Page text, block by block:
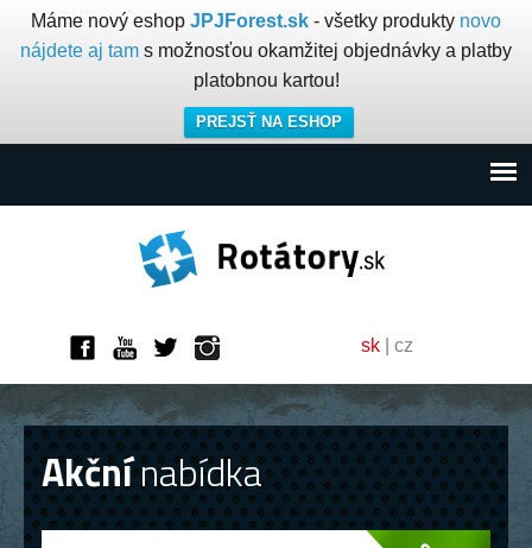
Máme nový eshop JPJForest.sk - všetky produkty novo
nájdete aj tam s možnosťou okamžitej objednávky a platby
platobnou kartou!
PREJSŤ NA ESHOP
sk cz
Akčnínabídka